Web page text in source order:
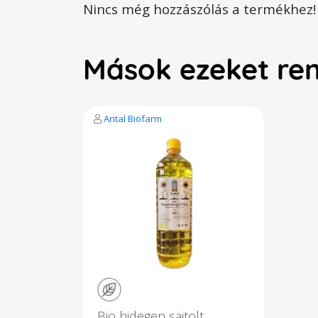
Nincs még hozzászólás a termékhez!
Mások ezeket
Antal Biofarm